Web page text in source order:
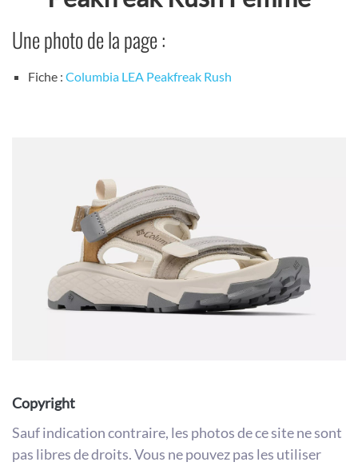
Une photo de la page :
Fiche : Columbia LEA Peakfreak Rush
Copyright
Sauf indication contraire, les photos de ce site ne sont
pas libres de droits. Vous ne pouvez pas les utiliser